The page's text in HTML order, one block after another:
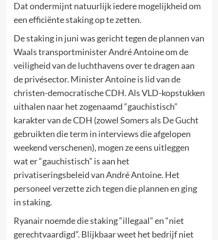
Dat ondermijnt natuurlijk iedere mogelijkheid om
een efficiënte staking op te zetten.
De staking in juni was gericht tegen de plannen van
Waals transportminister André Antoine om de
veiligheid van de luchthavens over te dragen aan
de privésector. Minister Antoine is lid van de
christen-democratische CDH. Als VLD-kopstukken
uithalen naar het zogenaamd “gauchistisch”
karakter van de CDH (zowel Somers als De Gucht
gebruikten die term in interviews die afgelopen
weekend verschenen), mogen ze eens uitleggen
wat er “gauchistisch” is aan het
privatiseringsbeleid van André Antoine. Het
personeel verzette zich tegen die plannen en ging
in staking.
Ryanair noemde die staking “illegaal” en “niet
gerechtvaardigd”. Blijkbaar weet het bedrijf niet